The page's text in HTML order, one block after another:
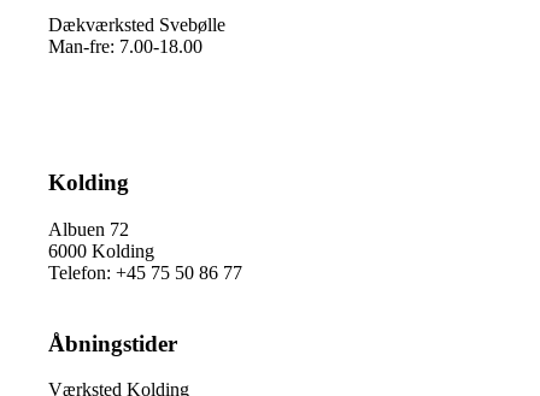
Dækværksted Svebølle
Man-fre: 7.00-18.00
Kolding
Albuen 72
6000 Kolding
Telefon: +45 75 50 86 77
Åbningstider
Værksted Kolding